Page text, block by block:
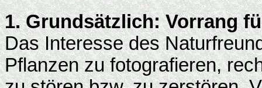
1. Grundsätzlich: Vorrang
Das Interesse des
Pflanzen zu fotografieren,